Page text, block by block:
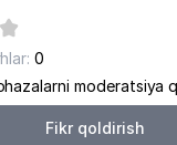
TASHKILOTI
RUSSELL FINANCE MChJ
RESPUBLIKASI
0
moderatsiya
Fikr qoldirish